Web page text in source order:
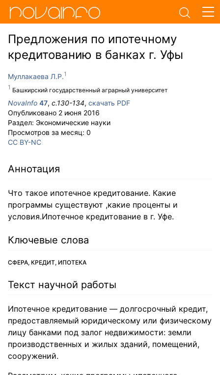
Предложения по ипотечному
кредитованию в банках г. Уфы
Муллакаева Л.Р.
Башкирский государственный аграрный университет
NovaInfo 47, с.130-134, скачать PDF
Опубликовано 2 июня 2016
Раздел: Экономические науки
Просмотров за месяц: 0
CC BY-NC
Аннотация
Что такое ипотечное кредитование. Какие
программы существуют ,какие проценты и
условия.Ипотечное кредитование в г. Уфе.
Ключевые слова
СФЕРА, КРЕДИТ, ИПОТЕКА
Текст научной работы
Ипотечное кредитование — долгосрочный кредит,
предоставляемый юридическому или физическому
лицу банками под залог недвижимости: земли
производственных и жилых зданий, помещений,
сооружений.